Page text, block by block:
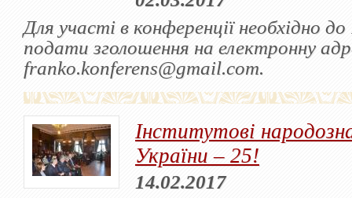
Для участі в конференції необхідно
подати зголошення на електронну
franko.konferens@gmail.com.
Інститутові
України – 25!
14.02.2017